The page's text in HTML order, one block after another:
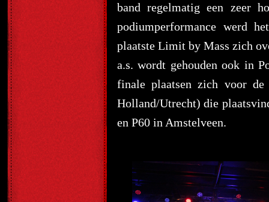
band regelmatig een zeer
podiumperformance werd
plaatste Limit by Mass zich
a.s. wordt gehouden ook in
finale plaatsen zich voor de
Holland/Utrecht) die
en P60 in Amstelveen.